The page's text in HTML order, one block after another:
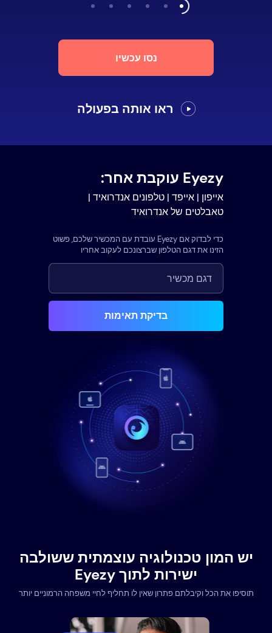
נסו עכשיו
ראו אותה בפעולה
Eyezy עוקבת אחר:
אייפון | אייפד | טלפונים אנדרואיד |
טאבלטים של אנדרואיד
כדי לבדוק אם Eyezy עובדת עם המכשיר שלכם, פשוט
הזינו את דגם הטלפון שברצונכם לעקוב אחריו
בדיקת תאימות
יש המון טכנולוגיה עוצמתית ששולבה
ישירות לתוך Eyezy
תוסיפו את הכל וקיבלתם פתרון שאין לו תחליף לחיי משפחה הרמוניים יותר